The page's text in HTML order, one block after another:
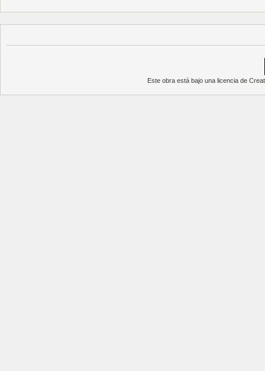
Este obra está bajo unalicencia de